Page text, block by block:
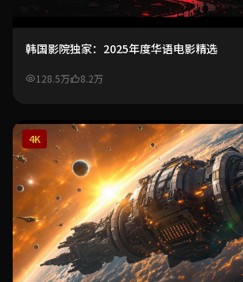
韩国影院独家：2025年度华语电影精选
128.5万 8.2万
4K